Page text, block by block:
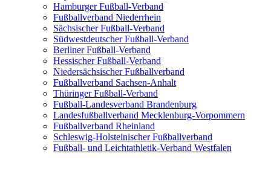
Hamburger Fußball-Verband
Fußballverband Niederrhein
Sächsischer Fußball-Verband
Südwestdeutscher Fußball-Verband
Berliner Fußball-Verband
Hessischer Fußball-Verband
Niedersächsischer Fußballverband
Fußballverband Sachsen-Anhalt
Thüringer Fußball-Verband
Fußball-Landesverband Brandenburg
Landesfußballverband Mecklenburg-Vorpommern
Fußballverband Rheinland
Schleswig-Holsteinischer Fußballverband
Fußball- und Leichtathletik-Verband Westfalen